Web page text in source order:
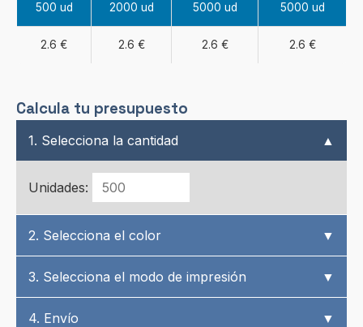
500 ud
2000 ud
5000 ud
5000 ud
2.6 € 2.6 € 2.6 € 2.6 €
Calcula tu presupuesto
1. Selecciona la cantidad ▲
Unidades:
2. Selecciona el color ▼
3. Selecciona el modo de impresión ▼
4. Envío ▼